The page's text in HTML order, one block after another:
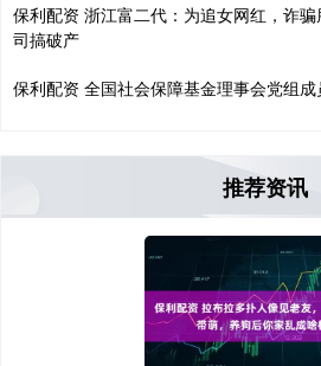
保利配资 浙江富二代：为追女网红，诈
司搞破产
保利配资 全国社会保障基金理事会党组
推荐资讯